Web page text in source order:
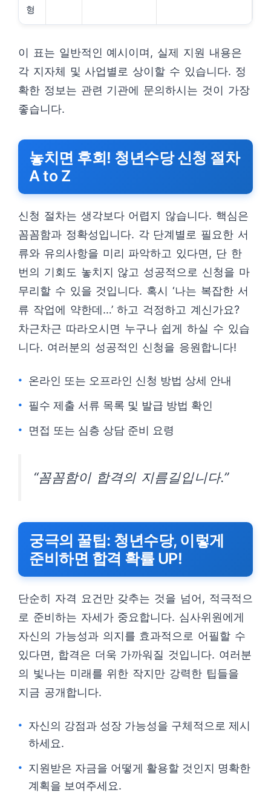
형
이 표는 일반적인 예시이며, 실제 지원 내용은
각 지자체 및 사업별로 상이할 수 있습니다. 정
확한 정보는 관련 기관에 문의하시는 것이 가장
좋습니다.
놓치면 후회! 청년수당 신청 절차
A to Z
신청 절차는 생각보다 어렵지 않습니다. 핵심은
꼼꼼함과 정확성입니다. 각 단계별로 필요한 서
류와 유의사항을 미리 파악하고 있다면, 단 한
번의 기회도 놓치지 않고 성공적으로 신청을 마
무리할 수 있을 것입니다. 혹시 ‘나는 복잡한 서
류 작업에 약한데…’ 하고 걱정하고 계신가요?
차근차근 따라오시면 누구나 쉽게 하실 수 있습
니다. 여러분의 성공적인 신청을 응원합니다!
온라인 또는 오프라인 신청 방법 상세 안내
필수 제출 서류 목록 및 발급 방법 확인
면접 또는 심층 상담 준비 요령
“꼼꼼함이 합격의 지름길입니다.”
궁극의 꿀팁: 청년수당, 이렇게
준비하면 합격 확률 UP!
단순히 자격 요건만 갖추는 것을 넘어, 적극적으
로 준비하는 자세가 중요합니다. 심사위원에게
자신의 가능성과 의지를 효과적으로 어필할 수
있다면, 합격은 더욱 가까워질 것입니다. 여러분
의 빛나는 미래를 위한 작지만 강력한 팁들을
지금 공개합니다.
자신의 강점과 성장 가능성을 구체적으로 제시
하세요.
지원받은 자금을 어떻게 활용할 것인지 명확한
계획을 보여주세요.